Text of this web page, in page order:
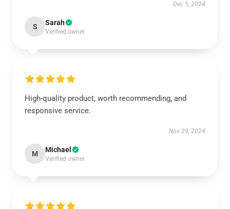
Dec 5, 2024
S Sarah
Verified owner
High-quality product, worth recommending, and
responsive service.
Nov 29, 2024
M Michael
Verified owner